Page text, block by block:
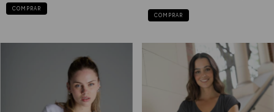
COMPRAR
COMPRAR